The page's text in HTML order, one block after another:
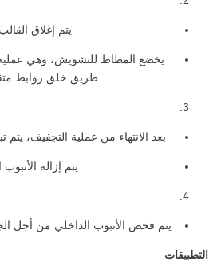
يتم إغلاق
يخضع المطاط للتشويش، وهي
طريق خلق روابط
بعد الانتهاء من عملية التجفيف، يتم
يتم إزالة
يتم فحص الأنبوب الداخلي من أجل
التطبيقات